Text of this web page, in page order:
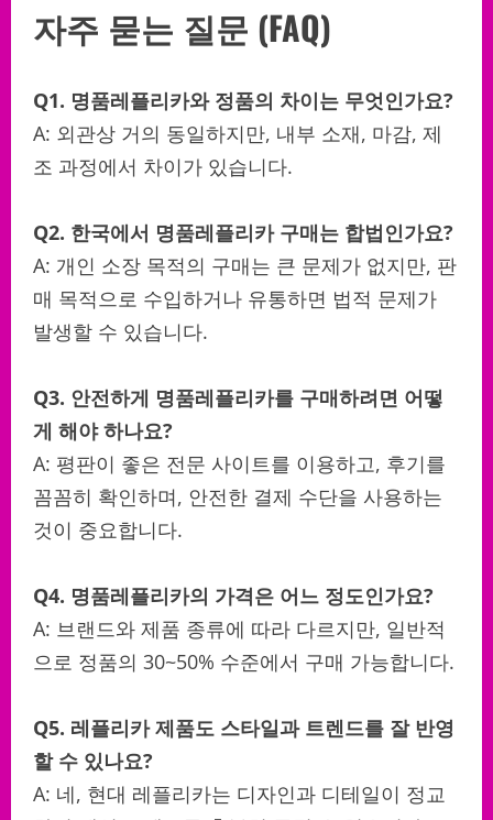
자주 묻는 질문 (FAQ)
Q1. 명품레플리카와 정품의 차이는 무엇인가요?
A: 외관상 거의 동일하지만, 내부 소재, 마감, 제
조 과정에서 차이가 있습니다.
Q2. 한국에서 명품레플리카 구매는 합법인가요?
A: 개인 소장 목적의 구매는 큰 문제가 없지만, 판
매 목적으로 수입하거나 유통하면 법적 문제가
발생할 수 있습니다.
Q3. 안전하게 명품레플리카를 구매하려면 어떻
게 해야 하나요?
A: 평판이 좋은 전문 사이트를 이용하고, 후기를
꼼꼼히 확인하며, 안전한 결제 수단을 사용하는
것이 중요합니다.
Q4. 명품레플리카의 가격은 어느 정도인가요?
A: 브랜드와 제품 종류에 따라 다르지만, 일반적
으로 정품의 30~50% 수준에서 구매 가능합니다.
Q5. 레플리카 제품도 스타일과 트렌드를 잘 반영
할 수 있나요?
A: 네, 현대 레플리카는 디자인과 디테일이 정교